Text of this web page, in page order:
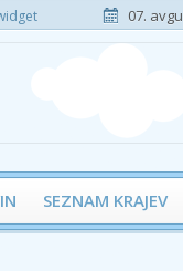
07.
SEZNAM KRAJEV